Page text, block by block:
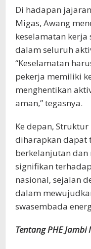
Di hadapan
Migas, Awang
keselamatan
dalam seluruh
“Keselamatan
pekerja memiliki
menghentikan
aman,” tegasnya.
Ke depan,
diharapkan dapat
berkelanjutan
signifikan
nasional, sejalan
dalam
swasembada
Tentang PHE Jambi